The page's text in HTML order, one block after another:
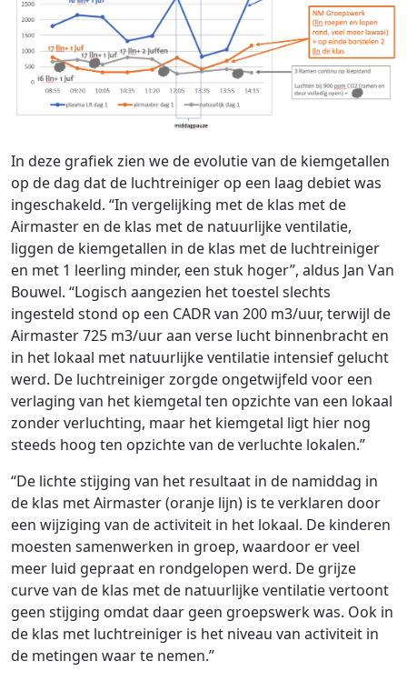
In deze grafiek zien we de evolutie van de kiemgetallen
op de dag dat de luchtreiniger op een laag debiet was
ingeschakeld. “In vergelijking met de klas met de
Airmaster en de klas met de natuurlijke ventilatie,
liggen de kiemgetallen in de klas met de luchtreiniger
en met 1 leerling minder, een stuk hoger”, aldus Jan Van
Bouwel. “Logisch aangezien het toestel slechts
ingesteld stond op een CADR van 200 m3/uur, terwijl de
Airmaster 725 m3/uur aan verse lucht binnenbracht en
in het lokaal met natuurlijke ventilatie intensief gelucht
werd. De luchtreiniger zorgde ongetwijfeld voor een
verlaging van het kiemgetal ten opzichte van een lokaal
zonder verluchting, maar het kiemgetal ligt hier nog
steeds hoog ten opzichte van de verluchte lokalen.”
“De lichte stijging van het resultaat in de namiddag in
de klas met Airmaster (oranje lijn) is te verklaren door
een wijziging van de activiteit in het lokaal. De kinderen
moesten samenwerken in groep, waardoor er veel
meer luid gepraat en rondgelopen werd. De grijze
curve van de klas met de natuurlijke ventilatie vertoont
geen stijging omdat daar geen groepswerk was. Ook in
de klas met luchtreiniger is het niveau van activiteit in
de metingen waar te nemen.”